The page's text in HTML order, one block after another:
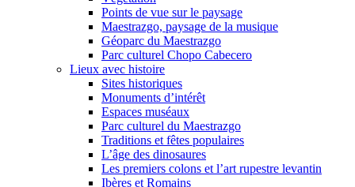
Points de vue sur le paysage
Maestrazgo, paysage de la musique
Géoparc du Maestrazgo
Parc culturel Chopo Cabecero
Lieux avec histoire
Sites historiques
Monuments d’intérêt
Espaces muséaux
Parc culturel du Maestrazgo
Traditions et fêtes populaires
L’âge des dinosaures
Les premiers colons et l’art rupestre levantin
Ibères et Romains